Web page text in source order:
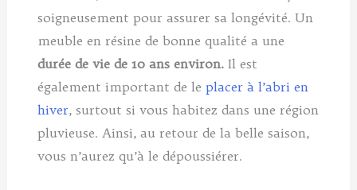
soigneusement pour assurer sa longévité. Un
meuble en résine de bonne qualité a une
durée de vie de 10 ans environ.Il est
également important de leplacer à l’abri en
hiver, surtout si vous habitez dans une région
pluvieuse. Ainsi, au retour de la belle saison,
vous n’aurez qu’à le dépoussiérer.